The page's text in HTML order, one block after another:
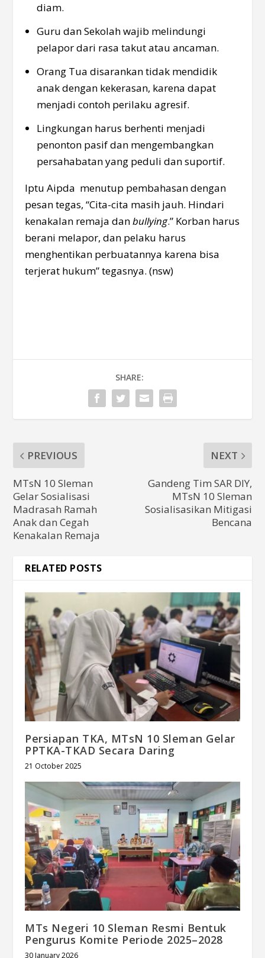
diam.
Guru dan Sekolah wajib melindungi
pelapor dari rasa takut atau ancaman.
Orang Tua disarankan tidak mendidik
anak dengan kekerasan, karena dapat
menjadi contoh perilaku agresif.
Lingkungan harus berhenti menjadi
penonton pasif dan mengembangkan
persahabatan yang peduli dan suportif.
Iptu Aipda menutup pembahasan dengan
pesan tegas, “Cita-cita masih jauh. Hindari
kenakalan remaja danbullying.” Korban harus
berani melapor, dan pelaku harus
menghentikan perbuatannya karena bisa
terjerat hukum” tegasnya. (nsw)
SHARE:
PREVIOUS
MTsN 10 Sleman
Gelar Sosialisasi
Madrasah Ramah
Anak dan Cegah
Kenakalan Remaja
NEXT
Gandeng Tim SAR DIY,
MTsN 10 Sleman
Sosialisasikan Mitigasi
Bencana
RELATED POSTS
Persiapan TKA, MTsN 10 Sleman Gelar
PPTKA-TKAD Secara Daring
21 October 2025
MTs Negeri 10 Sleman Resmi Bentuk
Pengurus Komite Periode 2025–2028
30 January 2026